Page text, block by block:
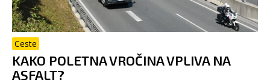
Ceste
KAKO POLETNA VROČINA VPLIVA NA
ASFALT?